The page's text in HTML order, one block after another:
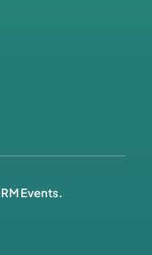
RM Events.